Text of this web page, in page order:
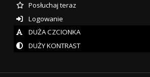
Posłuchaj teraz
Logowanie
DUŻA CZCIONKA
DUŻY KONTRAST